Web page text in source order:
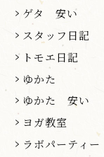
ゲタ 安い
スタッフ日記
トモエ日記
ゆかた
ゆかた 安い
ヨガ教室
ラボパーティー